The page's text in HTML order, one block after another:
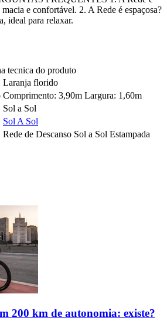
e confortável. 2. A Rede é espaçosa?
ideal para relaxar.
tecnica do produto
Laranja florido
Comprimento: 3,90m Largura: 1,60m
Sol a Sol
Sol A Sol
Rede de Descanso Sol a Sol Estampada
200 km de autonomia: existe?